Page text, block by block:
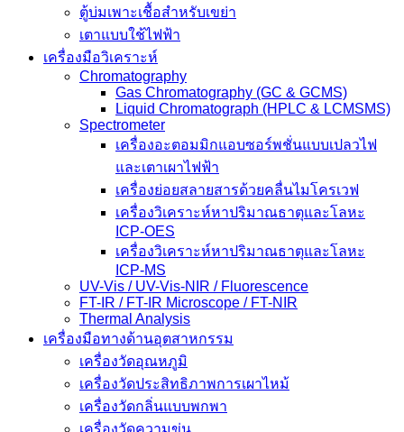
ตู้บ่มเพาะเชื้อสำหรับเขย่า
เตาแบบใช้ไฟฟ้า
เครื่องมือวิเคราะห์
Chromatography
Gas Chromatography (GC & GCMS)
Liquid Chromatograph (HPLC & LCMSMS)
Spectrometer
เครื่องอะตอมมิกแอบซอร์พชั่นแบบเปลวไฟ
และเตาเผาไฟฟ้า
เครื่องย่อยสลายสารด้วยคลื่นไมโครเวฟ
เครื่องวิเคราะห์หาปริมาณธาตุและโลหะ
ICP-OES
เครื่องวิเคราะห์หาปริมาณธาตุและโลหะ
ICP-MS
UV-Vis / UV-Vis-NIR / Fluorescence
FT-IR / FT-IR Microscope / FT-NIR
Thermal Analysis
เครื่องมือทางด้านอุตสาหกรรม
เครื่องวัดอุณหภูมิ
เครื่องวัดประสิทธิภาพการเผาไหม้
เครื่องวัดกลิ่นแบบพกพา
เครื่องวัดความขุ่น